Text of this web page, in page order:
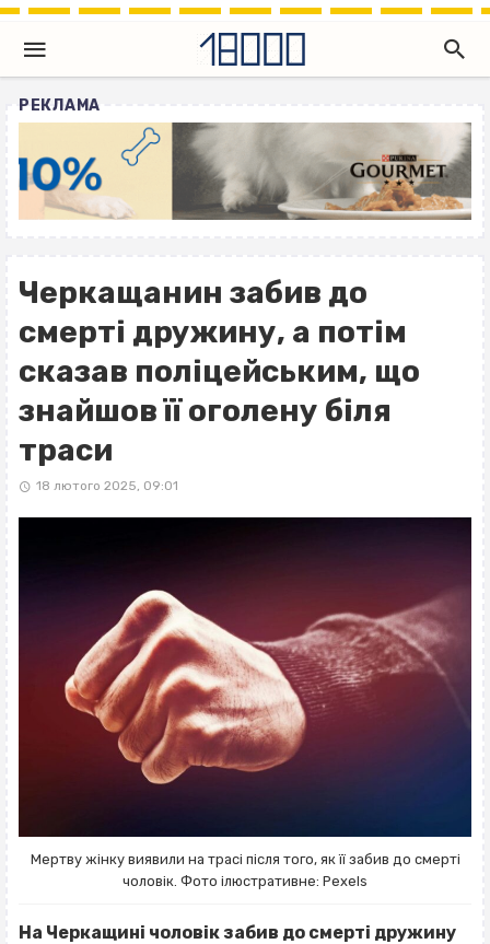
РЕКЛАМА
Черкащанин забив до
смерті дружину, а потім
сказав поліцейським, що
знайшов її оголену біля
траси
18 лютого 2025, 09:01
Мертву жінку виявили на трасі після того, як її забив до смерті
чоловік. Фото ілюстративне: Pexels
На Черкащині чоловік забив до смерті дружину